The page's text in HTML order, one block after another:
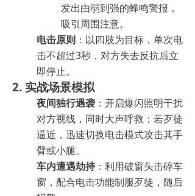
发出由弱到强的蜂鸣警报，
吸引周围注意。
电击原则 ：以四肢为目标，单次电
击不超过3秒，对方失去反抗后立
即停止。
2. 实战场景模拟
夜间独行遇袭：开启爆闪照明干扰
对方视线，同时大声呼救；若歹徒
逼近，迅速切换电击模式攻击其手
臂或小腿。
车内遭遇劫持 ：利用破窗头击碎车
窗，配合电击功能制服歹徒，随后